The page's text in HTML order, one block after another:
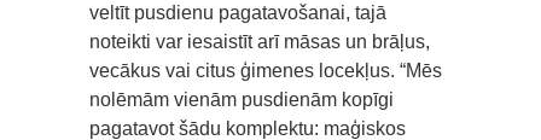
veltīt pusdienu pagatavošanai, tajā
noteikti var iesaistīt arī māsas un brāļus,
vecākus vai citus ģimenes locekļus. “Mēs
nolēmām vienām pusdienām kopīgi
pagatavot šādu komplektu: maģiskos